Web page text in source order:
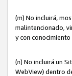
(m) No incluirá,
malintencionado,
y con
(n) No incluirá un
WebView) dentro